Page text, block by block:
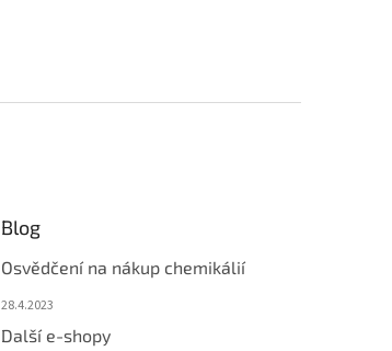
Blog
Osvědčení na nákup chemikálií
28.4.2023
Další e-shopy